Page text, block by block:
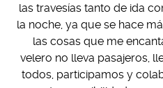
las travesías tanto de ida
la noche, ya que se hace
las cosas que me
velero no lleva pasajeros,
todos, participamos y